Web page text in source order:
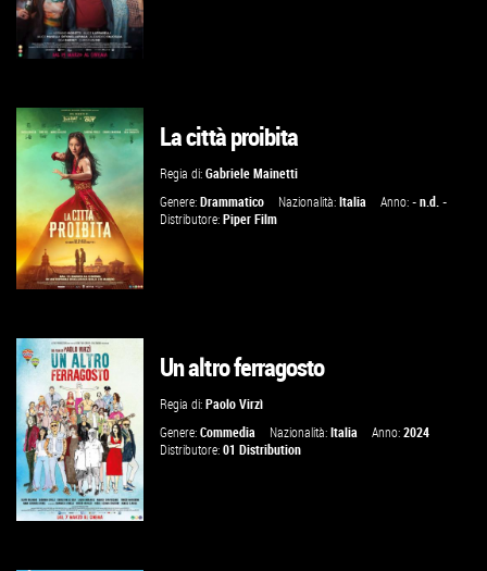
GUARDA IL TRAILER
VAI ALLA SCHEDA
GUARDA IL TRAILER
VAI ALLA SCHEDA
La città proibita
Regia di:Gabriele Mainetti
Genere:Drammatico Nazionalità:Italia Anno:- n.d. -
Distributore:Piper Film
Un altro ferragosto
Regia di:Paolo Virzì
Genere:Commedia Nazionalità:Italia Anno:2024
Distributore:01 Distribution